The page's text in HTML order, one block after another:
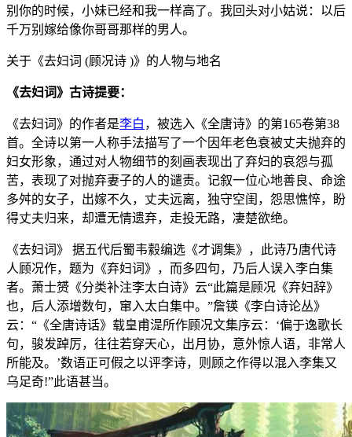
别你的时候，小妹已经和我一样高了。我回头对小姑说：以后
千万别嫁给像你哥哥那样的男人。
关于《去妇词 (顾况诗 )》的人物与地名
《去妇词》古诗提要：
《去妇词》的作者是李白 ，被选入《全唐诗》的第165卷第38
首。全诗以第一人称手法描写了一个因年老色衰被丈夫抛弃的
妇女形象，通过对人物细节的刻画表现出了弃妇的哀怨与孤
苦，表现了对抛弃妻子的人的谴责。记叙一位心地善良、命途
多舛的女子，出嫁不久，丈夫远离，独守空闺，怨思憔悴，盼
得丈夫归来，却遭无情遗弃，走投无路，凄楚欲绝。
《去妇词》 据五代后蜀韦縠编选《才调集》，此诗乃唐代诗
人顾况作，题为《弃妇词》，而多四句，乃后人误入李白集
者。萧士赟《分类补注李太白诗》云“此篇是顾况《弃妇辞》
也，后人添增数句，窜入太白集中。”詹锳《李白诗论丛》
云：“《全唐诗话》载皇甫湜所作顾况文集序云：‘偏于逸歌长
句，骏发踔厉，往往若穿天心，出月协，意外惊人语，非常人
所能及。’数语正可假之以评李诗，则顾之作得以混入李集又
乌足奇!”此语甚当。